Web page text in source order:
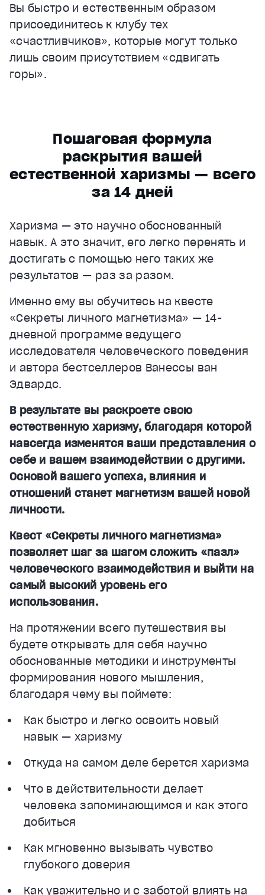
Вы быстро и естественным образом
присоединитесь к клубу тех
«счастливчиков», которые могут только
лишь своим присутствием «сдвигать
горы».
Пошаговая формула
раскрытия вашей
естественной харизмы — всего
за 14 дней
Харизма — это научно обоснованный
навык. А это значит, его легко перенять и
достигать с помощью него таких же
результатов — раз за разом.
Именно ему вы обучитесь на квесте
«Секреты личного магнетизма» — 14-
дневной программе ведущего
исследователя человеческого поведения
и автора бестселлеров Ванессы ван
Эдвардс.
В результате вы раскроете свою
естественную харизму, благодаря которой
навсегда изменятся ваши представления о
себе и вашем взаимодействии с другими.
Основой вашего успеха, влияния и
отношений станет магнетизм вашей новой
личности.
Квест «Секреты личного магнетизма»
позволяет шаг за шагом сложить «пазл»
человеческого взаимодействия и выйти на
самый высокий уровень его
использования.
На протяжении всего путешествия вы
будете открывать для себя научно
обоснованные методики и инструменты
формирования нового мышления,
благодаря чему вы поймете:
Как быстро и легко освоить новый
навык — харизму
Откуда на самом деле берется харизма
Что в действительности делает
человека запоминающимся и как этого
добиться
Как мгновенно вызывать чувство
глубокого доверия
Как уважительно и с заботой влиять на